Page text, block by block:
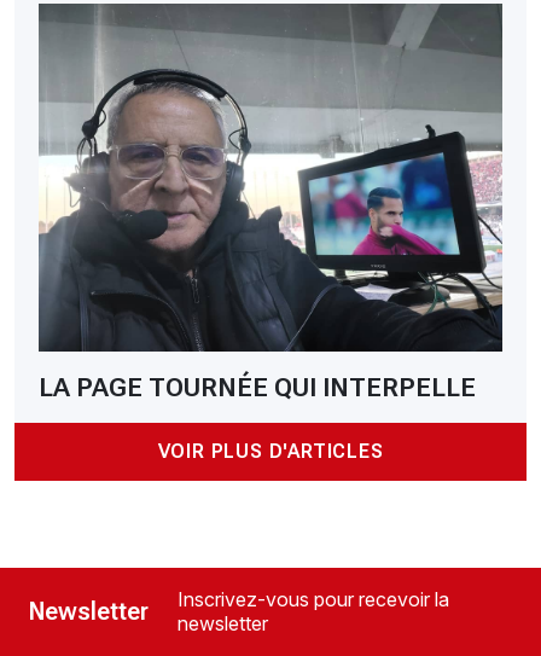
LA PAGE TOURNÉE QUI INTERPELLE
VOIR PLUS D'ARTICLES
Newsletter
Inscrivez-vous pour recevoir la
newsletter